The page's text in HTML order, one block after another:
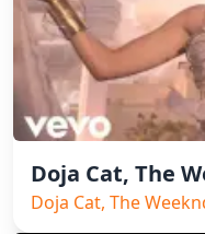
Doja Cat, The
Doja Cat, The